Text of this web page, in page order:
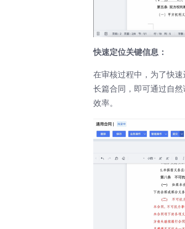
快速定位关键信息：
在审核过程中，为了快
长篇合同，即可通过自
效率。